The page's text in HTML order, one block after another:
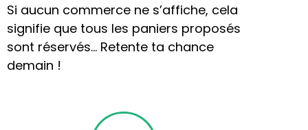
Si aucun commerce ne s’affiche, cela
signifie que tous les paniers proposés
sont réservés… Retente ta chance
demain !